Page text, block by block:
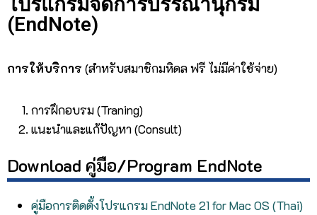
(EndNote)
การให้บริการ (สำหรับสมาชิกมหิดล ฟรี ไม่มีค่าใช้จ่าย)
การฝึกอบรม (Traning)
แนะนำและแก้ปัญหา (Consult)
Download คู่มือ/Program EndNote
คู่มือการติดตั้งโปรแกรม EndNote 21 for Mac OS (Thai)